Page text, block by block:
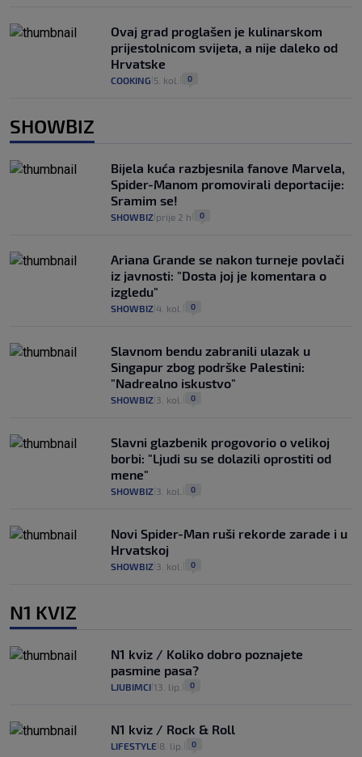
Ovaj grad proglašen je kulinarskom
prijestolnicom svijeta, a nije daleko od
Hrvatske
COOKING 5. kol. 0
SHOWBIZ
Bijela kuća razbjesnila fanove Marvela,
Spider-Manom promovirali deportacije:
Sramim se!
SHOWBIZ prije 2 h 0
Ariana Grande se nakon turneje povlači
iz javnosti: "Dosta joj je komentara o
izgledu"
SHOWBIZ 4. kol. 0
Slavnom bendu zabranili ulazak u
Singapur zbog podrške Palestini:
"Nadrealno iskustvo"
SHOWBIZ 3. kol. 0
Slavni glazbenik progovorio o velikoj
borbi: "Ljudi su se dolazili oprostiti od
mene"
SHOWBIZ 3. kol. 0
Novi Spider-Man ruši rekorde zarade i u
Hrvatskoj
SHOWBIZ 3. kol. 0
N1 KVIZ
N1 kviz / Koliko dobro poznajete
pasmine pasa?
LJUBIMCI 13. lip. 0
N1 kviz / Rock & Roll
LIFESTYLE 8. lip. 0